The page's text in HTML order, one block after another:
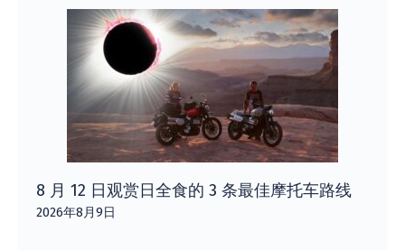
8 月 12 日观赏日全食的 3 条最佳摩托车路线
2026年8月9日